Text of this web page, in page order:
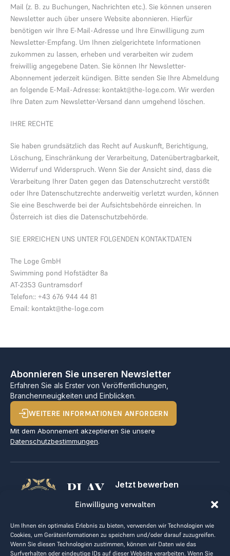
Einwilligung verwalten
Um Ihnen ein optimales Erlebnis zu bieten, verwenden wir Technologien wie
Cookies, um Geräteinformationen zu speichern und/oder darauf zuzugreifen.
Wenn Sie diesen Technologien zustimmen, können wir Daten wie das
Surfverhalten oder eindeutige IDs auf dieser Website verarbeiten. Wenn Sie
Mail (z. B. zu Buchungen, Nachrichten etc.). Sie können unseren
Newsletter auch über unsere Website abonnieren. Hierfür
benötigen wir Ihre E-Mail-Adresse und Ihre Einwilligung zum
Newsletter-Empfang. Um Ihnen zielgerichtete Informationen
zukommen zu lassen, erheben und verarbeiten wir zudem
freiwillig angegebene Daten. Sie können Ihr Newsletter-
Abonnement jederzeit kündigen. Bitte senden Sie Ihre Abmeldung
an folgende E-Mail-Adresse: kontakt@the-loge.com. Wir werden
Ihre Daten zum Newsletter-Versand dann umgehend löschen.
IHRE RECHTE
Sie haben grundsätzlich das Recht auf Auskunft, Berichtigung,
Löschung, Einschränkung der Verarbeitung, Datenübertragbarkeit,
Widerruf und Widerspruch. Wenn Sie der Ansicht sind, dass die
Verarbeitung Ihrer Daten gegen das Datenschutzrecht verstößt
oder Ihre Datenschutzrechte anderweitig verletzt wurden, können
Sie eine Beschwerde bei der Aufsichtsbehörde einreichen. In
Österreich ist dies die Datenschutzbehörde.
SIE ERREICHEN UNS UNTER FOLGENDEN KONTAKTDATEN
The Loge GmbH
Swimming pond Hofstädter 8a
AT-2353 Guntramsdorf
Telefon:: +43 676 944 44 81
Email: kontakt@the-loge.com
Abonnieren Sie unseren Newsletter
Erfahren Sie als Erster von Veröffentlichungen,
Branchenneuigkeiten und Einblicken.
WEITERE INFORMATIONEN ANFORDERN
Mit dem Abonnement akzeptieren Sie unsere
Datenschutzbestimmungen.
PLAY
GOLF,
MAKE
BUSINESS
Jetzt bewerben
Kontakt
AGB
Datenrichtlinie